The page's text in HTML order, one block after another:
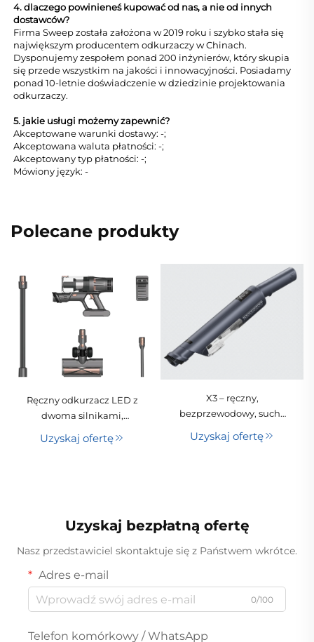
4. dlaczego powinieneś kupować od nas, a nie od innych
dostawców?
Firma Sweep została założona w 2019 roku i szybko stała się
największym producentem odkurzaczy w Chinach.
Dysponujemy zespołem ponad 200 inżynierów, który skupia
się przede wszystkim na jakości i innowacyjności. Posiadamy
ponad 10-letnie doświadczenie w dziedzinie projektowania
odkurzaczy.
5. jakie usługi możemy zapewnić?
Akceptowane warunki dostawy: -;
Akceptowana waluta płatności: -;
Akceptowany typ płatności: -;
Mówiony język: -
Polecane produkty
Ręczny odkurzacz LED z
dwoma silnikami,
W mocy ssącej,
domowych
Uzyskaj ofertę
X3 – ręczny,
bezprzewodowy, suchy
silnikiem
przenośny,
przeznaczony do
czyszczenia
domowych oraz
dywanów
Uzyskaj ofertę
Uzyskaj bezpłatną ofertę
Nasz przedstawiciel skontaktuje się z Państwem wkrótce.
Adres e-mail
0/100
Telefon komórkowy / WhatsApp